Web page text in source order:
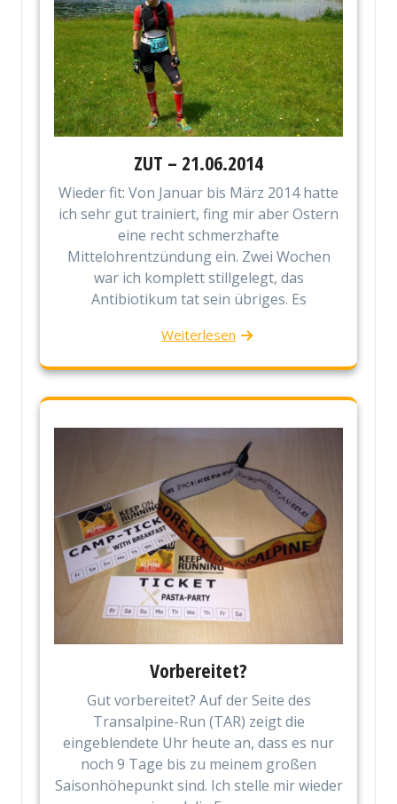
ZUT – 21.06.2014
Wieder fit: Von Januar bis März 2014 hatte
ich sehr gut trainiert, fing mir aber Ostern
eine recht schmerzhafte
Mittelohrentzündung ein. Zwei Wochen
war ich komplett stillgelegt, das
Antibiotikum tat sein übriges. Es
Weiterlesen
Vorbereitet?
Gut vorbereitet? Auf der Seite des
Transalpine-Run (TAR) zeigt die
eingeblendete Uhr heute an, dass es nur
noch 9 Tage bis zu meinem großen
Saisonhöhepunkt sind. Ich stelle mir wieder